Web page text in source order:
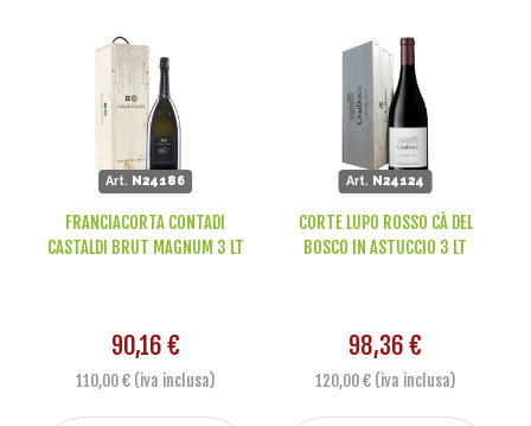
Art. N24186
FRANCIACORTA CONTADI
CASTALDI BRUT MAGNUM 3 LT
90,16 €
110,00 € (iva inclusa)
Art. N24124
CORTE LUPO ROSSO CÀ DEL
BOSCO IN ASTUCCIO 3 LT
98,36 €
120,00 € (iva inclusa)